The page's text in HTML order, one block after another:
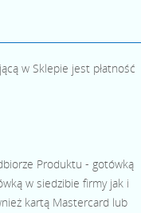
w Sklepie jest płatność
Produktu - gotówką
w siedzibie firmy jak i
kartą Mastercard lub